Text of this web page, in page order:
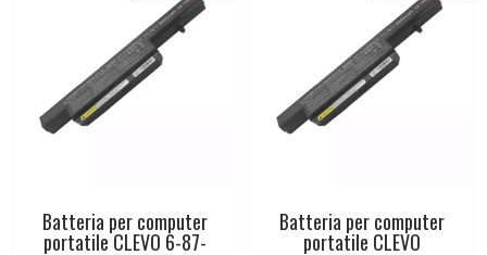
Batteria per computer
portatile CLEVO 6-87-
Batteria per computer
portatile CLEVO